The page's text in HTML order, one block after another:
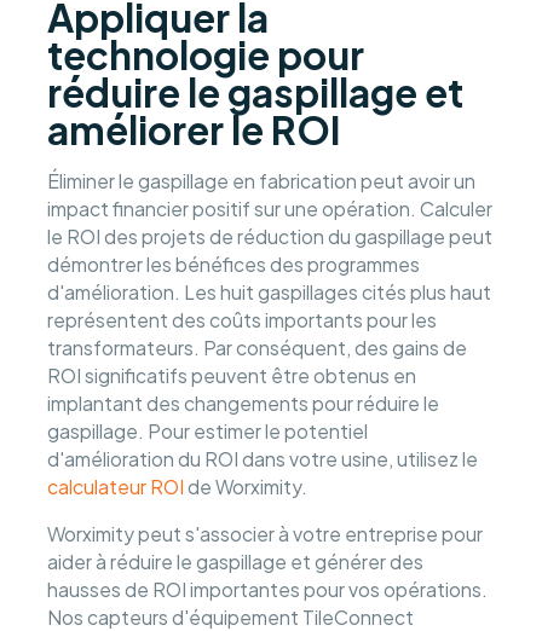
Appliquer la
technologie pour
réduire le gaspillage et
améliorer le ROI
Éliminer le gaspillage en fabrication peut avoir un
impact financier positif sur une opération. Calculer
le ROI des projets de réduction du gaspillage peut
démontrer les bénéfices des programmes
d'amélioration. Les huit gaspillages cités plus haut
représentent des coûts importants pour les
transformateurs. Par conséquent, des gains de
ROI significatifs peuvent être obtenus en
implantant des changements pour réduire le
gaspillage. Pour estimer le potentiel
d'amélioration du ROI dans votre usine, utilisez le
calculateur ROI de Worximity.
Worximity peut s'associer à votre entreprise pour
aider à réduire le gaspillage et générer des
hausses de ROI importantes pour vos opérations.
Nos capteurs d'équipement TileConnect